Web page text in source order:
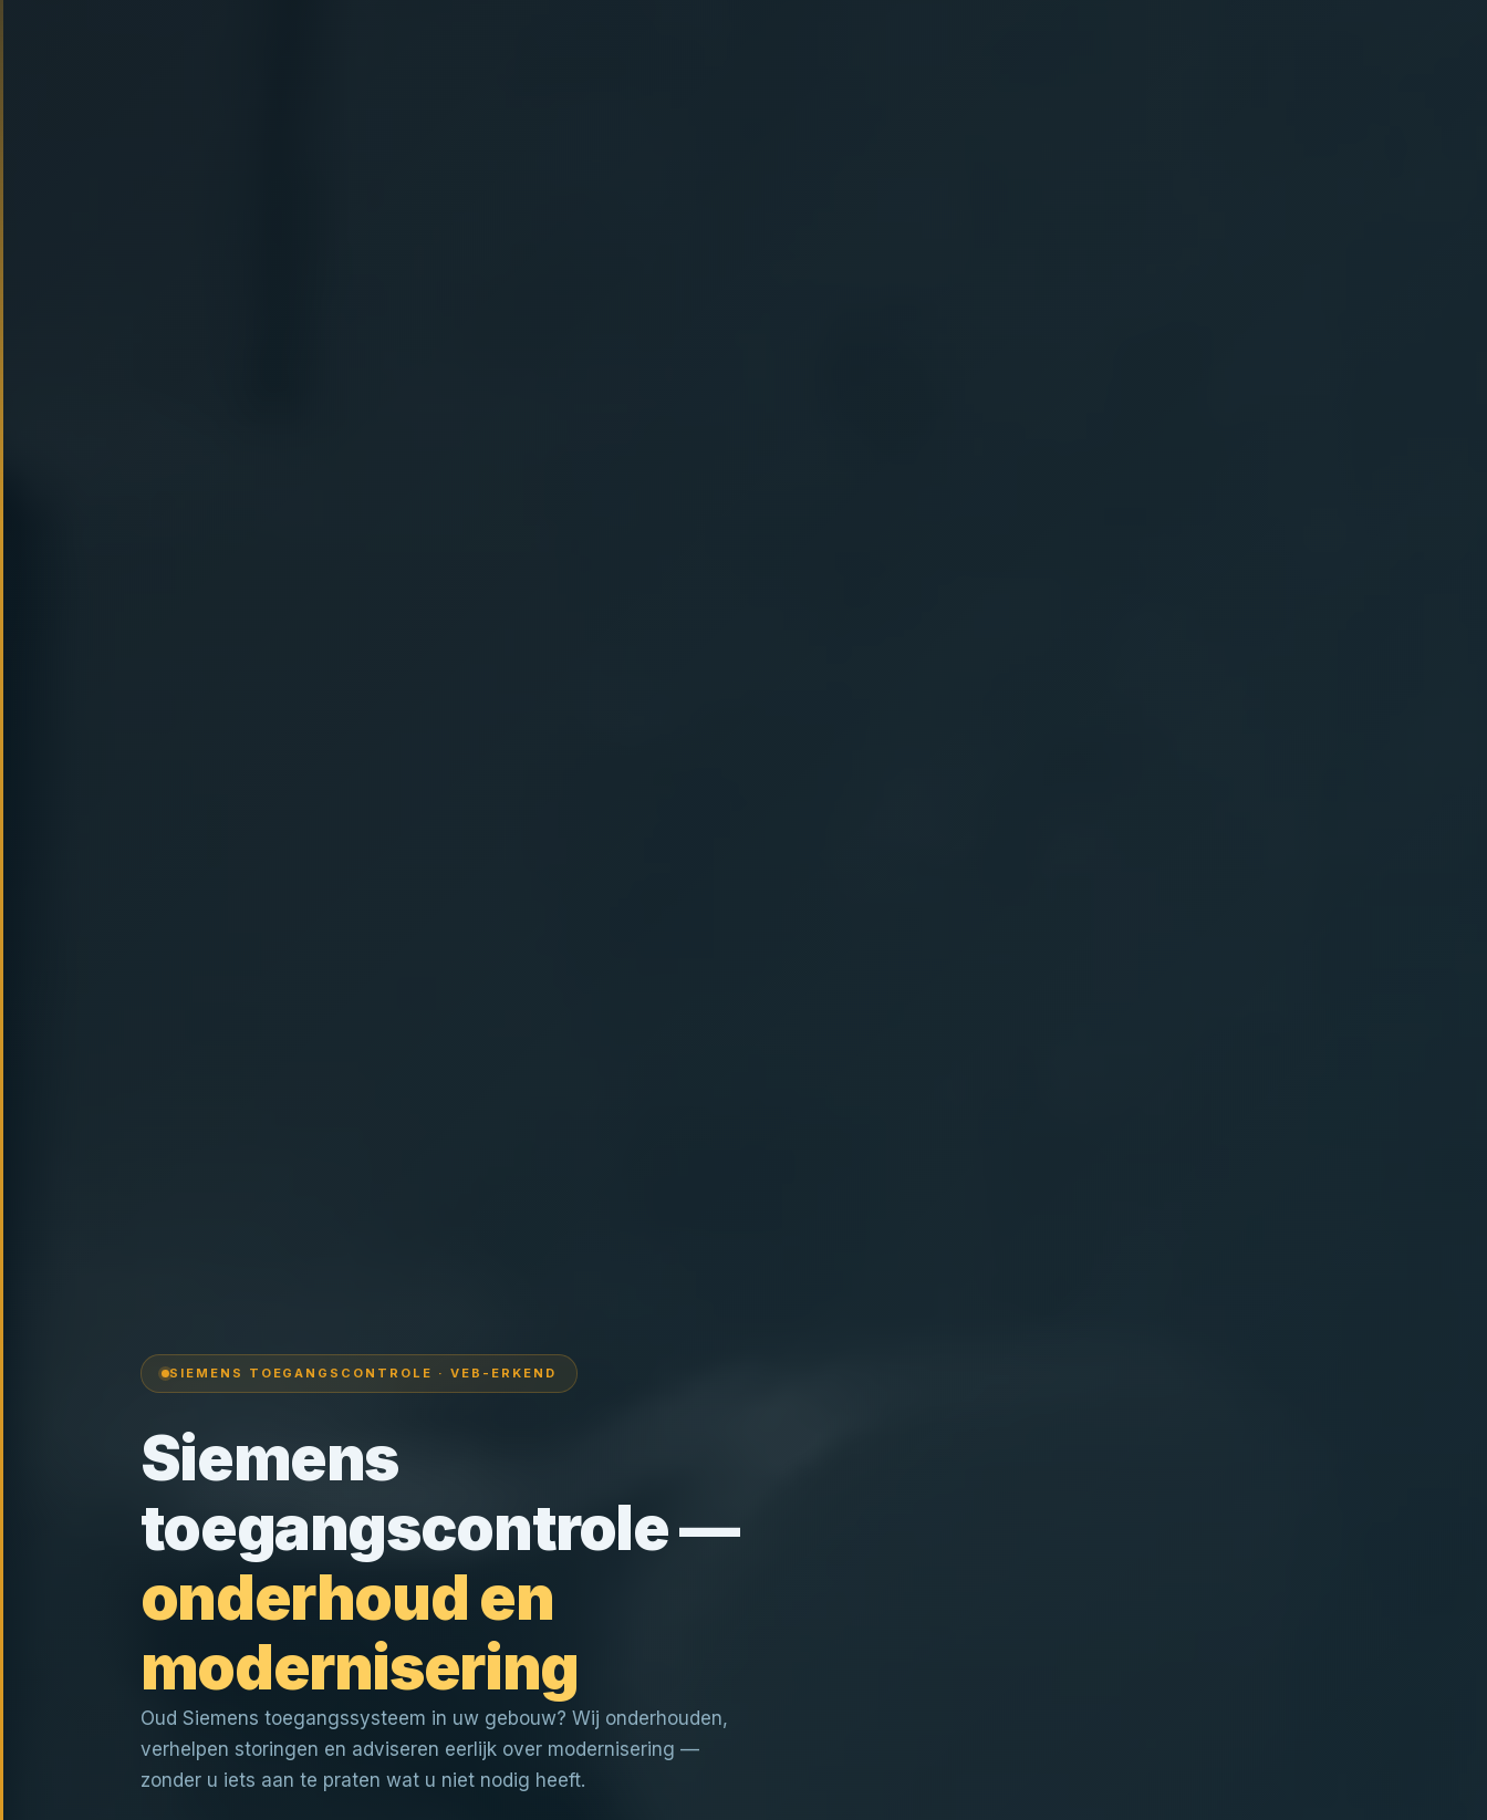
SIEMENS TOEGANGSCONTROLE · VEB-ERKEND
Siemens
toegangscontrole —
onderhoud en
modernisering
Oud Siemens toegangssysteem in uw gebouw? Wij onderhouden,
verhelpen storingen en adviseren eerlijk over modernisering —
zonder u iets aan te praten wat u niet nodig heeft.